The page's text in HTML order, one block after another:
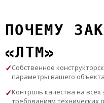
ПОЧЕМУ
«ЛТМ»
Собственное
параметры вашего объекта
Контроль качества на